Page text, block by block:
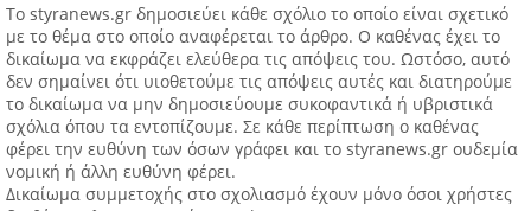
Tο styranews.gr δημοσιεύει κάθε σχόλιο το οποίο είναι σχετικό
με το θέμα στο οποίο αναφέρεται το άρθρο. Ο καθένας έχει το
δικαίωμα να εκφράζει ελεύθερα τις απόψεις του. Ωστόσο, αυτό
δεν σημαίνει ότι υιοθετούμε τις απόψεις αυτές και διατηρούμε
το δικαίωμα να μην δημοσιεύουμε συκοφαντικά ή υβριστικά
σχόλια όπου τα εντοπίζουμε. Σε κάθε περίπτωση ο καθένας
φέρει την ευθύνη των όσων γράφει και το styranews.gr ουδεμία
νομική ή άλλη ευθύνη φέρει.
Δικαίωμα συμμετοχής στο σχολιασμό έχουν μόνο όσοι χρήστες